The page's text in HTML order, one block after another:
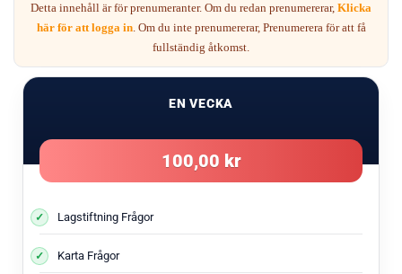
Nästa
2
Förre
Detta innehåll är för prenumeranter. Om du redan prenumererar, Klicka
här för att logga in. Om du inte prenumererar, Prenumerera för att få
fullständig åtkomst.
EN VECKA
100,00 kr
Lagstiftning Frågor
Karta Frågor